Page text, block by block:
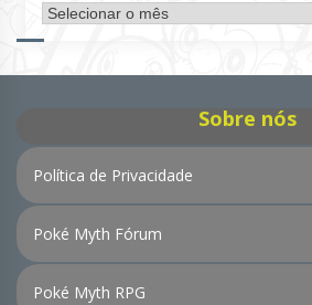
Arquivo
de
Sobre nós
Política de Privacidade
Poké Myth Fórum
Poké Myth RPG